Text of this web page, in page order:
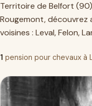
Territoire de Belfort (90)
Rougemont, découvrez
voisines : Leval,Felon,
1 pension pour chevaux à